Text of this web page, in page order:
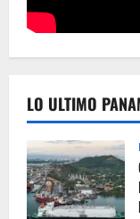
LO ULTIMO